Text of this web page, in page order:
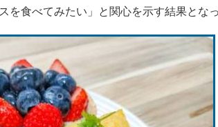
を食べてみたい」と関心を示す結果となっ